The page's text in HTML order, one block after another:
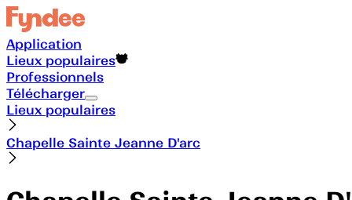
Application
Lieux populaires
Professionnels
Télécharger
Lieux populaires
Chapelle Sainte Jeanne D'arc